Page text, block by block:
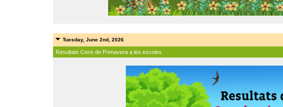
Tuesday, June 2nd, 2026
Resultats Cens de Primavera a les escoles